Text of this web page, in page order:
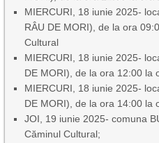
MIERCURI, 18 iunie 2025-
RÂU DE MORI), de la ora
Cultural
MIERCURI, 18 iunie 2025-
DE MORI), de la ora 12:00 la
MIERCURI, 18 iunie 2025-
DE MORI), de la ora 14:00 la
JOI, 19 iunie 2025- comuna
Căminul Cultural;